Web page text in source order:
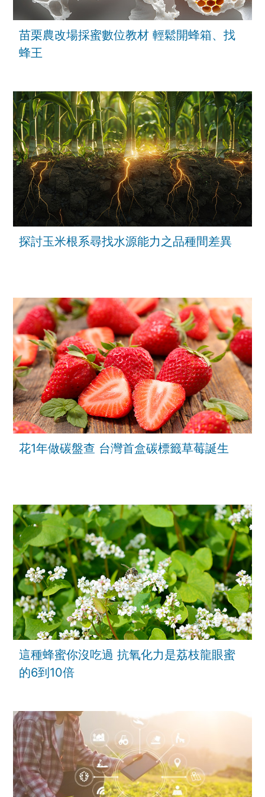
苗栗農改場採蜜數位教材 輕鬆開蜂箱、找
蜂王
探討玉米根系尋找水源能力之品種間差異
花1年做碳盤查 台灣首盒碳標籤草莓誕生
這種蜂蜜你沒吃過 抗氧化力是荔枝龍眼蜜
的6到10倍